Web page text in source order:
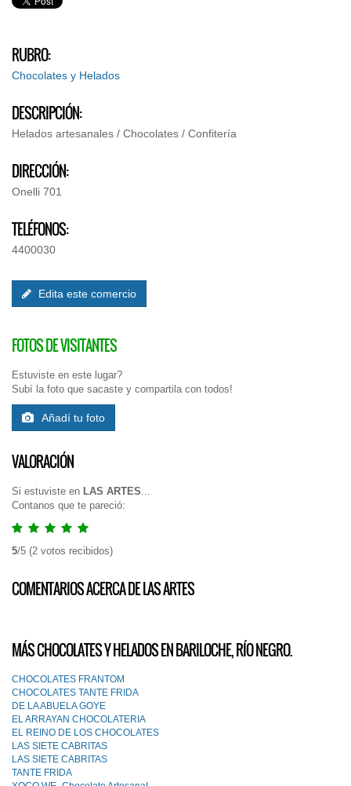
RUBRO:
Chocolates y Helados
DESCRIPCIÓN:
Helados artesanales / Chocolates / Confitería
DIRECCIÓN:
Onelli 701
TELÉFONOS:
4400030
Edita este comercio
FOTOS DE VISITANTES
Estuviste en este lugar?
Subí la foto que sacaste y compartila con todos!
Añadí tu foto
VALORACIÓN
Si estuviste en LAS ARTES...
Contanos que te pareció:
5/5 (2 votos recibidos)
COMENTARIOS ACERCA DE LAS ARTES
MÁS CHOCOLATES Y HELADOS EN BARILOCHE, RÍO NEGRO.
CHOCOLATES FRANTOM
CHOCOLATES TANTE FRIDA
DE LA ABUELA GOYE
EL ARRAYAN CHOCOLATERIA
EL REINO DE LOS CHOCOLATES
LAS SIETE CABRITAS
LAS SIETE CABRITAS
TANTE FRIDA